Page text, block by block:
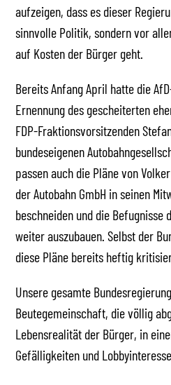
aufzeigen, dass es dieser
sinnvolle Politik, sondern vor
auf Kosten der Bürger geht.
Bereits Anfang April hatte die
Ernennung des gescheiterten
FDP-Fraktionsvorsitzenden
bundeseigenen
passen auch die Pläne von
der Autobahn GmbH in seinen
beschneiden und die Befugnisse
weiter auszubauen. Selbst der
diese Pläne bereits heftig
Unsere gesamte
Beutegemeinschaft, die völlig
Lebensrealität der Bürger, in
Gefälligkeiten und